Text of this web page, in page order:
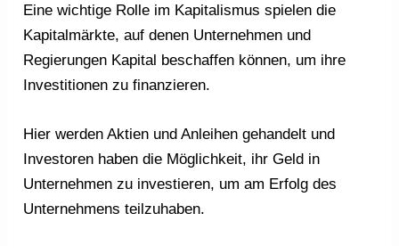
Eine wichtige Rolle im Kapitalismus spielen die
Kapitalmärkte, auf denen Unternehmen und
Regierungen Kapital beschaffen können, um ihre
Investitionen zu finanzieren.
Hier werden Aktien und Anleihen gehandelt und
Investoren haben die Möglichkeit, ihr Geld in
Unternehmen zu investieren, um am Erfolg des
Unternehmens teilzuhaben.